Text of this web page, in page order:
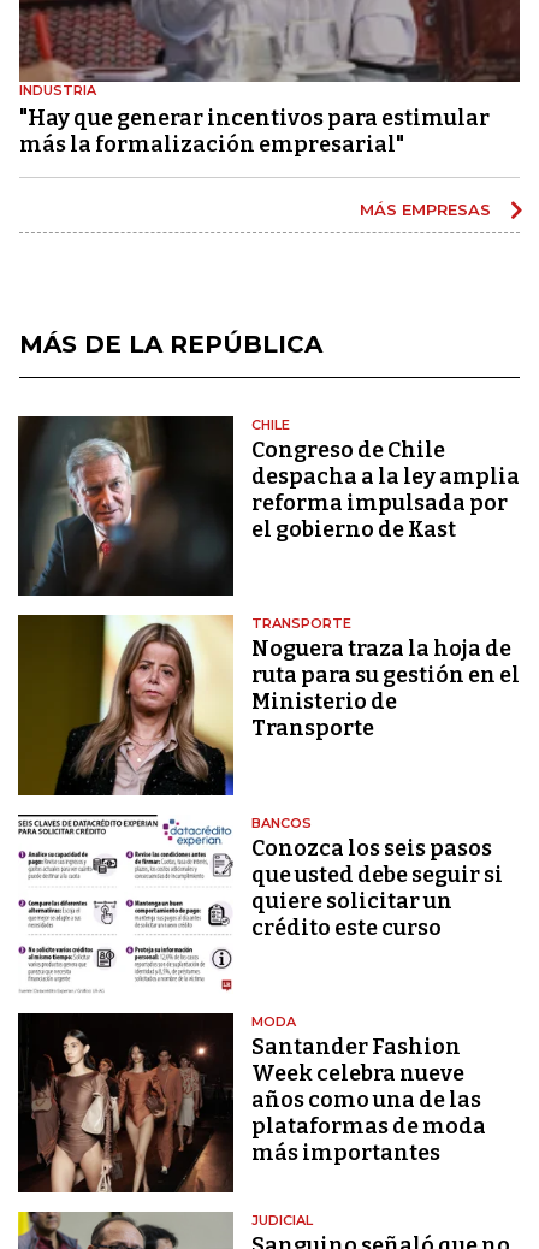
INDUSTRIA
"Hay que generar incentivos para estimular
más la formalización empresarial"
MÁS EMPRESAS
MÁS DE LA REPÚBLICA
CHILE
Congreso de Chile
despacha a la ley amplia
reforma impulsada por
el gobierno de Kast
TRANSPORTE
Noguera traza la hoja de
ruta para su gestión en el
Ministerio de
Transporte
BANCOS
Conozca los seis pasos
que usted debe seguir si
quiere solicitar un
crédito este curso
MODA
Santander Fashion
Week celebra nueve
años como una de las
plataformas de moda
más importantes
JUDICIAL